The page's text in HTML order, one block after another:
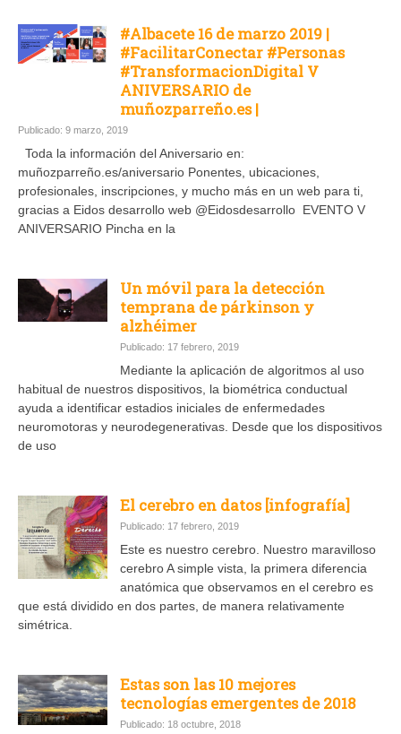
#Albacete 16 de marzo 2019 |
#FacilitarConectar #Personas
#TransformacionDigital V
ANIVERSARIO de
muñozparreño.es |
Publicado: 9 marzo, 2019
Toda la información del Aniversario en:
muñozparreño.es/aniversario Ponentes, ubicaciones,
profesionales, inscripciones, y mucho más en un web para ti,
gracias a Eidos desarrollo web @Eidosdesarrollo EVENTO V
ANIVERSARIO Pincha en la
Un móvil para la detección
temprana de párkinson y
alzhéimer
Publicado: 17 febrero, 2019
Mediante la aplicación de algoritmos al uso
habitual de nuestros dispositivos, la biométrica conductual
ayuda a identificar estadios iniciales de enfermedades
neuromotoras y neurodegenerativas. Desde que los dispositivos
de uso
El cerebro en datos [infografía]
Publicado: 17 febrero, 2019
Este es nuestro cerebro. Nuestro maravilloso
cerebro A simple vista, la primera diferencia
anatómica que observamos en el cerebro es
que está dividido en dos partes, de manera relativamente
simétrica.
Estas son las 10 mejores
tecnologías emergentes de 2018
Publicado: 18 octubre, 2018